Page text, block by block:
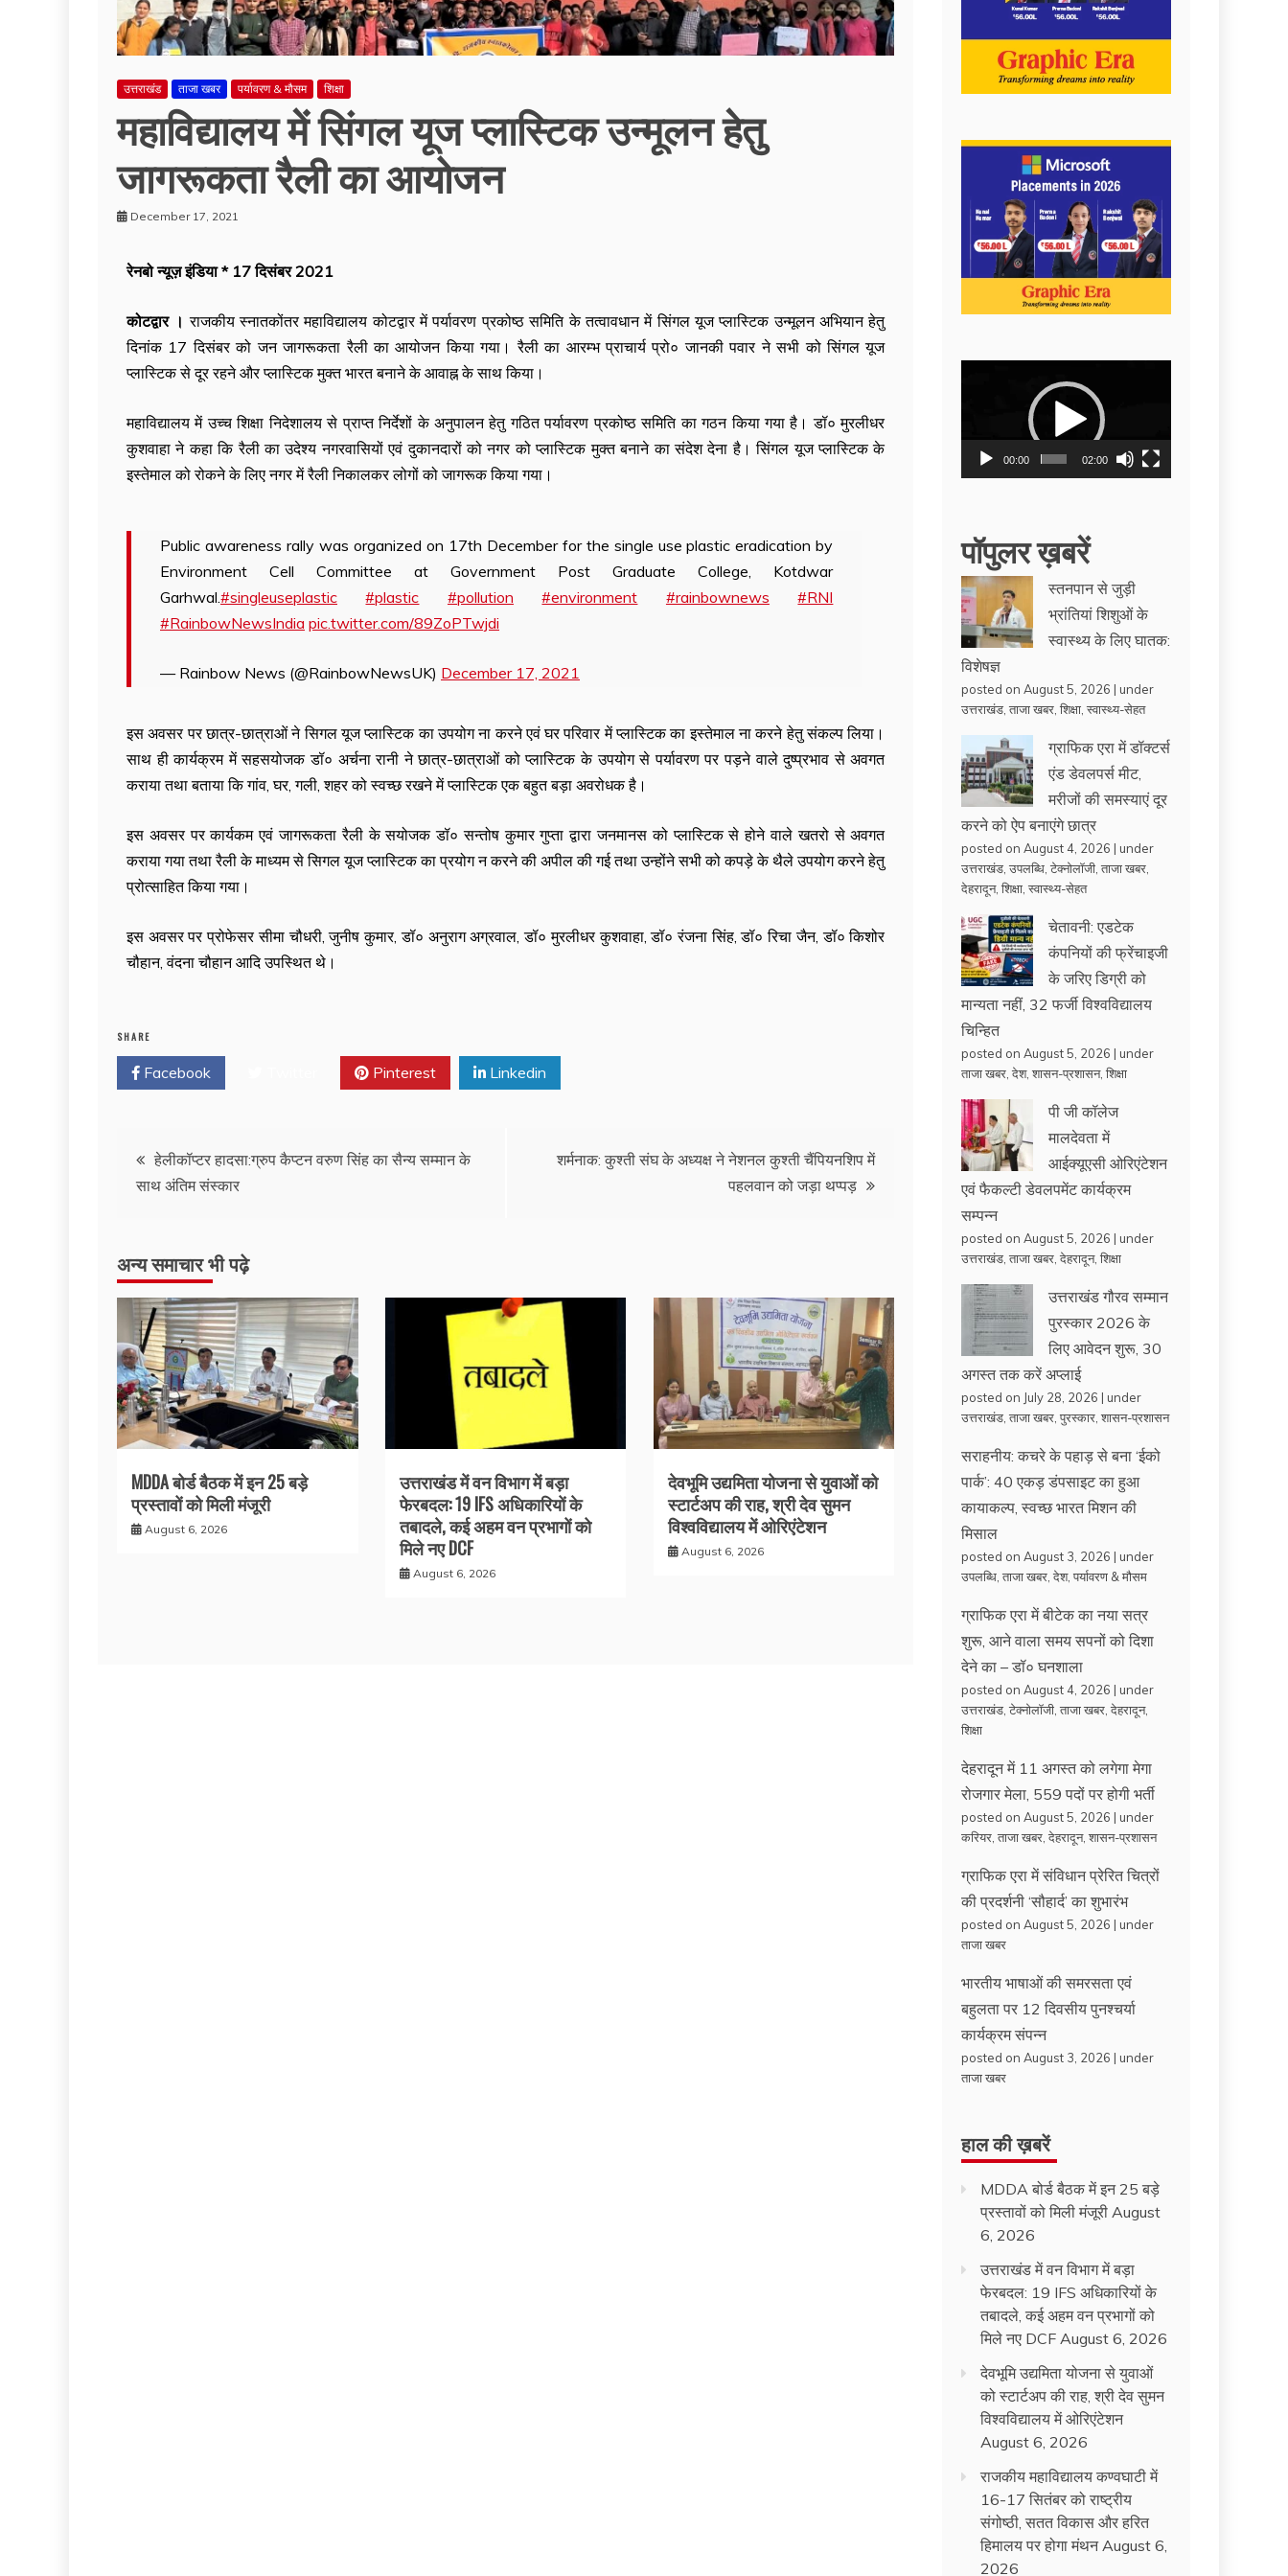
उत्तराखंड ताजा खबर पर्यावरण & मौसम शिक्षा
महाविद्यालय में सिंगल यूज प्लास्टिक उन्मूलन हेतु
जागरूकता रैली का आयोजन
December 17, 2021
रेनबो न्यूज़ इंडिया * 17 दिसंबर 2021
कोटद्वार । राजकीय स्नातकोंतर महाविद्यालय कोटद्वार में पर्यावरण प्रकोष्ठ समिति के तत्वावधान में सिंगल यूज प्लास्टिक उन्मूलन अभियान हेतु
दिनांक 17 दिसंबर को जन जागरूकता रैली का आयोजन किया गया। रैली का आरम्भ प्राचार्य प्रो० जानकी पवार ने सभी को सिंगल यूज
प्लास्टिक से दूर रहने और प्लास्टिक मुक्त भारत बनाने के आवाह्न के साथ किया।
महाविद्यालय में उच्च शिक्षा निदेशालय से प्राप्त निर्देशों के अनुपालन हेतु गठित पर्यावरण प्रकोष्ठ समिति का गठन किया गया है। डॉ० मुरलीधर
कुशवाहा ने कहा कि रैली का उदेश्य नगरवासियों एवं दुकानदारों को नगर को प्लास्टिक मुक्त बनाने का संदेश देना है। सिंगल यूज प्लास्टिक के
इस्तेमाल को रोकने के लिए नगर में रैली निकालकर लोगों को जागरूक किया गया।
Public awareness rally was organized on 17th December for the single use plastic eradication by
Environment Cell Committee at Government Post Graduate College, Kotdwar
Garhwal.#singleuseplastic #plastic #pollution #environment #rainbownews
#RNI
#RainbowNewsIndia pic.twitter.com/89ZoPTwjdi
— Rainbow News (@RainbowNewsUK) December 17, 2021
इस अवसर पर छात्र-छात्राओं ने सिगल यूज प्लास्टिक का उपयोग ना करने एवं घर परिवार में प्लास्टिक का इस्तेमाल ना करने हेतु संकल्प लिया।
साथ ही कार्यक्रम में सहसयोजक डॉ० अर्चना रानी ने छात्र-छात्राओं को प्लास्टिक के उपयोग से पर्यावरण पर पड़ने वाले दुष्प्रभाव से अवगत
कराया तथा बताया कि गांव, घर, गली, शहर को स्वच्छ रखने में प्लास्टिक एक बहुत बड़ा अवरोधक है।
इस अवसर पर कार्यकम एवं जागरूकता रैली के सयोजक डॉ० सन्तोष कुमार गुप्ता द्वारा जनमानस को प्लास्टिक से होने वाले खतरो से अवगत
कराया गया तथा रैली के माध्यम से सिगल यूज प्लास्टिक का प्रयोग न करने की अपील की गई तथा उन्होंने सभी को कपड़े के थैले उपयोग करने हेतु
प्रोत्साहित किया गया।
इस अवसर पर प्रोफेसर सीमा चौधरी, जुनीष कुमार, डॉ० अनुराग अग्रवाल, डॉ० मुरलीधर कुशवाहा, डॉ० रंजना सिंह, डॉ० रिचा जैन, डॉ० किशोर
चौहान, वंदना चौहान आदि उपस्थित थे।
SHARE
Facebook Pinterest Linkedin
हेलीकॉप्टर हादसा:ग्रुप कैप्टन वरुण सिंह का सैन्य सम्मान के
साथ अंतिम संस्कार
शर्मनाक: कुश्ती संघ के अध्यक्ष ने नेशनल कुश्ती चैंपियनशिप में
पहलवान को जड़ा थप्पड़
अन्य समाचार भी पढ़े
MDDA बोर्ड बैठक में इन 25 बड़े
प्रस्तावों को मिली मंजूरी
August 6, 2026
उत्तराखंड में वन विभाग में बड़ा
फेरबदल: 19 IFS अधिकारियों के
तबादले, कई अहम वन प्रभागों को
मिले नए DCF
August 6, 2026
देवभूमि उद्यमिता योजना से युवाओं को
स्टार्टअप की राह, श्री देव सुमन
विश्वविद्यालय में ओरिएंटेशन
August 6, 2026
00:00 02:00
पॉपुलर ख़बरें
स्तनपान से जुड़ी
भ्रांतियां शिशुओं के
स्वास्थ्य के लिए घातक:
विशेषज्ञ
posted on August 5, 2026 | under
उत्तराखंड ,ताजा खबर ,शिक्षा ,स्वास्थ्य-सेहत
ग्राफिक एरा में डॉक्टर्स
एंड डेवलपर्स मीट,
मरीजों की समस्याएं दूर
करने को ऐप बनाएंगे छात्र
posted on August 4, 2026 | under
उत्तराखंड ,उपलब्धि ,टेक्नोलॉजी ,ताजा खबर
देहरादून,शिक्षा ,स्वास्थ्य-सेहत
चेतावनी: एडटेक
कंपनियों की फ्रेंचाइजी
के जरिए डिग्री को
मान्यता नहीं, 32 फर्जी विश्वविद्यालय
चिन्हित
posted on August 5, 2026 | under
ताजा खबर ,देश,शासन-प्रशासन,शिक्षा
पी जी कॉलेज
मालदेवता में
आईक्यूएसी ओरिएंटेशन
एवं फैकल्टी डेवलपमेंट कार्यक्रम
सम्पन्न
posted on August 5, 2026 | under
उत्तराखंड ,ताजा खबर ,देहरादून,शिक्षा
उत्तराखंड गौरव सम्मान
पुरस्कार 2026 के
लिए आवेदन शुरू, 30
अगस्त तक करें अप्लाई
posted on July 28, 2026 | under
उत्तराखंड ,ताजा खबर ,पुरस्कार ,शासन-प्रशासन
सराहनीय: कचरे के पहाड़ से बना ‘ईको
पार्क’: 40 एकड़ डंपसाइट का हुआ
कायाकल्प, स्वच्छ भारत मिशन की
मिसाल
posted on August 3, 2026 | under
उपलब्धि ,ताजा खबर ,देश,पर्यावरण & मौसम
ग्राफिक एरा में बीटेक का नया सत्र
शुरू, आने वाला समय सपनों को दिशा
देने का – डॉ० घनशाला
posted on August 4, 2026 | under
उत्तराखंड ,टेक्नोलॉजी ,ताजा खबर ,देहरादून,
शिक्षा
देहरादून में 11 अगस्त को लगेगा मेगा
रोजगार मेला, 559 पदों पर होगी भर्ती
posted on August 5, 2026 | under
करियर ,ताजा खबर ,देहरादून,शासन-प्रशासन
ग्राफिक एरा में संविधान प्रेरित चित्रों
की प्रदर्शनी ‘सौहार्द’ का शुभारंभ
posted on August 5, 2026 | under
ताजा खबर
भारतीय भाषाओं की समरसता एवं
बहुलता पर 12 दिवसीय पुनश्चर्या
कार्यक्रम संपन्न
posted on August 3, 2026 | under
ताजा खबर
हाल की ख़बरें
MDDA बोर्ड बैठक में इन 25 बड़े
प्रस्तावों को मिली मंजूरी August
6, 2026
उत्तराखंड में वन विभाग में बड़ा
फेरबदल: 19 IFS अधिकारियों के
तबादले, कई अहम वन प्रभागों को
मिले नए DCF August 6, 2026
देवभूमि उद्यमिता योजना से युवाओं
को स्टार्टअप की राह, श्री देव सुमन
विश्वविद्यालय में ओरिएंटेशन
August 6, 2026
राजकीय महाविद्यालय कण्वघाटी में
16-17 सितंबर को राष्ट्रीय
संगोष्ठी, सतत विकास और हरित
हिमालय पर होगा मंथन August 6,
2026